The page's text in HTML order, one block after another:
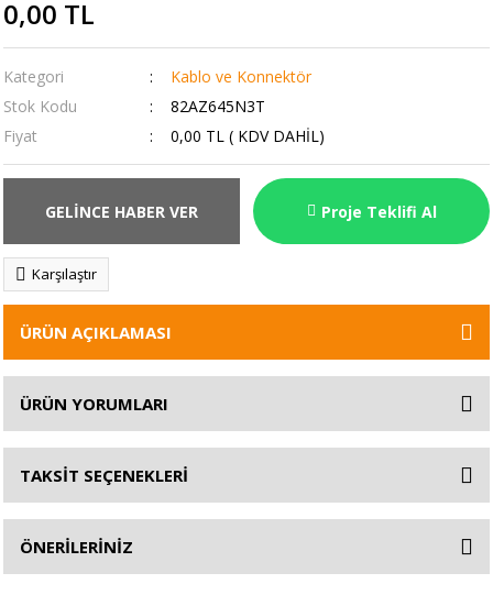
0,00 TL
Kategori
Kablo ve Konnektör
Stok Kodu
82AZ645N3T
Fiyat
0,00 TL ( KDV DAHİL)
GELİNCE HABER VER Proje Teklifi Al
Karşılaştır
ÜRÜN AÇIKLAMASI
ÜRÜN YORUMLARI
TAKSİT SEÇENEKLERİ
ÖNERİLERİNİZ